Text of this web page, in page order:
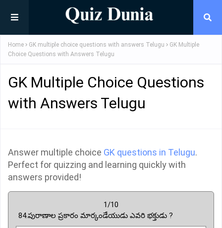
Home GK multiple choice questions with answers Telugu
GK Multiple
Choice Questions with Answers Telugu
GK Multiple Choice Questions
with Answers Telugu
Answer multiple choice GK questions in Telugu.
Perfect for quizzing and learning quickly with
answers provided!
1/10
84.పురాణాల ప్రకారం మార్కండేయుడు ఎవరి భక్తుడు ?